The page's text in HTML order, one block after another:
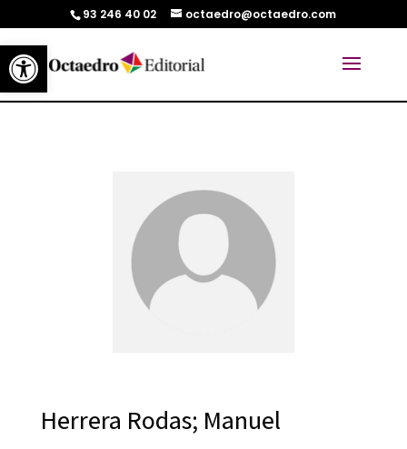
Abrir barra de herramientas
93 246 40 02 octaedro@octaedro.com
Herrera Rodas; Manuel